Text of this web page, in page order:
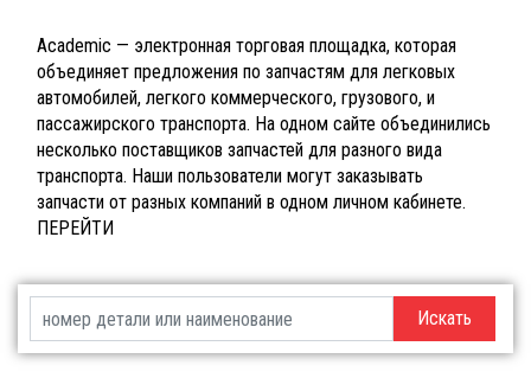
Academic — электронная торговая площадка, которая
объединяет предложения по запчастям для легковых
автомобилей, легкого коммерческого, грузового, и
пассажирского транспорта. На одном сайте объединились
несколько поставщиков запчастей для разного вида
транспорта. Наши пользователи могут заказывать
запчасти от разных компаний в одном личном кабинете.
ПЕРЕЙТИ
Искать